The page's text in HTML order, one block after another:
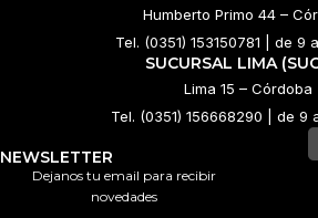
Humberto Primo 44 –
Tel. (0351) 153150781 | de 9
SUCURSAL LIMA
Lima 15 – Córdoba
Tel. (0351) 156668290 | de 9
NEWSLETTER
Dejanos tu email para recibir
novedades